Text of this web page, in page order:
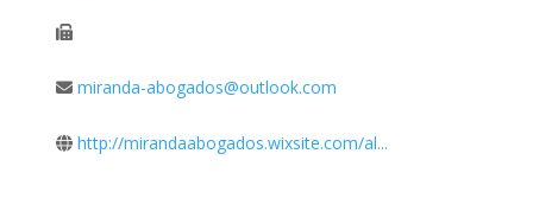
miranda-abogados@outlook.com
http://mirandaabogados.wixsite.com/al...